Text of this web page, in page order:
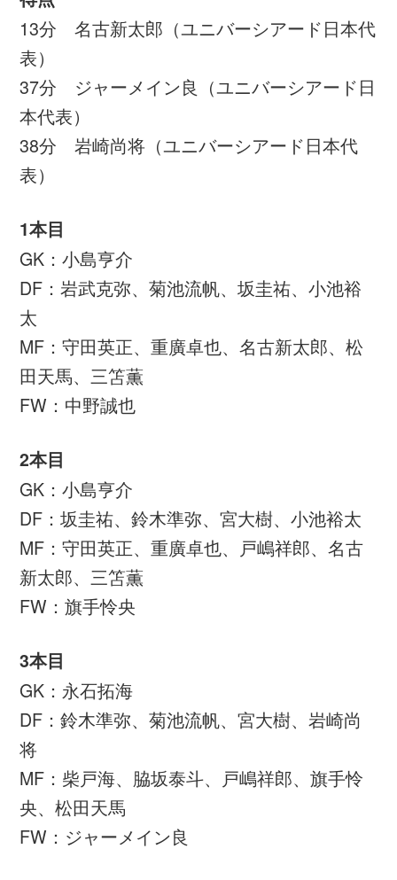
FW：中野誠也
2本目
GK：小島亨介
DF：坂圭祐、鈴木準弥、宮大樹、小池裕太
MF：守田英正、重廣卓也、戸嶋祥郎、名古
新太郎、三笘薫
FW：旗手怜央
DF：鈴木準弥、菊池流帆、宮大樹、岩崎尚
将
MF：柴戸海、脇坂泰斗、戸嶋祥郎、旗手怜
央、松田天馬
FW：ジャーメイン良
交代
31分 小島亨介 → 永石拓海
31分 小池裕太 → 岩崎尚将
31分 名古新太郎 → ジャーメイン良
31分 守田英正 → 柴戸海
マッチレポート
8月18日(金)に開幕する第29回ユニバーシア
ード競技大会（2017／台北）に向け、国内
最後の調整を続けるユニバーシアード日本代
表は、9日(水)にいわきFCと練習試合を行
い、3-0で勝利しました。